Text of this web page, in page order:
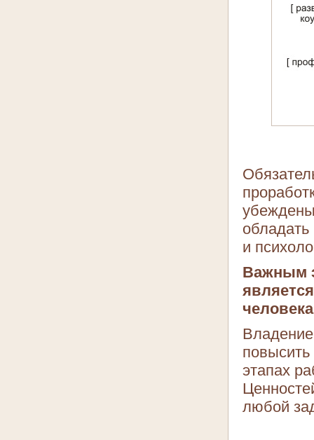
обладать
и
Важным
этапах
любой